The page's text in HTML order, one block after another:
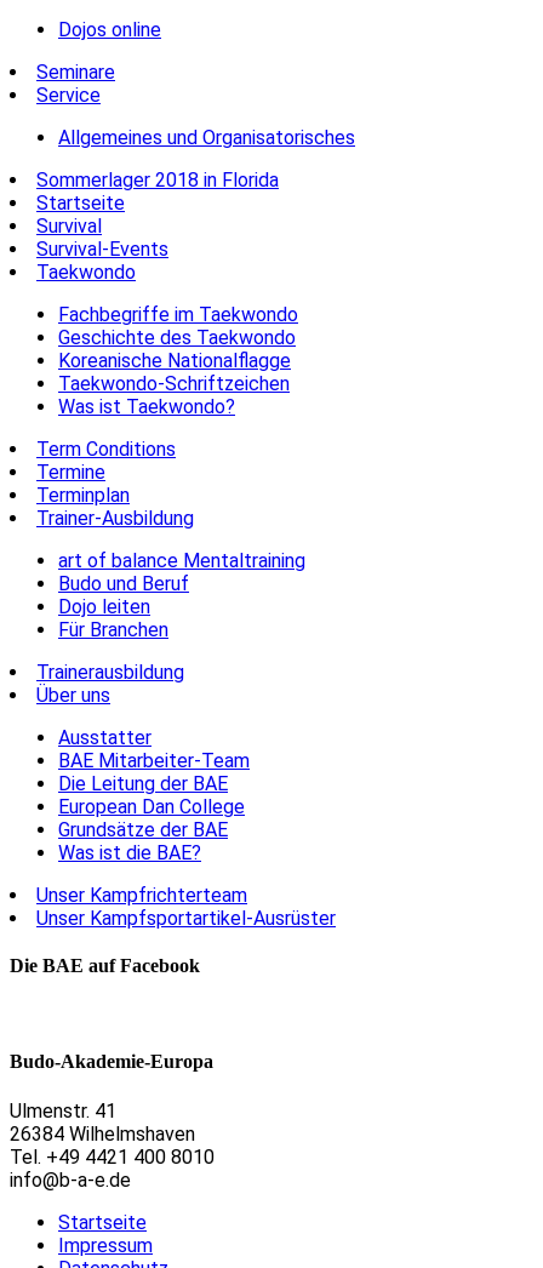
Dojos online
Seminare
Service
Allgemeines und Organisatorisches
Sommerlager 2018 in Florida
Startseite
Survival
Survival-Events
Taekwondo
Fachbegriffe im Taekwondo
Geschichte des Taekwondo
Koreanische Nationalflagge
Taekwondo-Schriftzeichen
Was ist Taekwondo?
Term Conditions
Termine
Terminplan
Trainer-Ausbildung
art of balance Mentaltraining
Budo und Beruf
Dojo leiten
Für Branchen
Trainerausbildung
Über uns
Ausstatter
BAE Mitarbeiter-Team
Die Leitung der BAE
European Dan College
Grundsätze der BAE
Was ist die BAE?
Unser Kampfrichterteam
Unser Kampfsportartikel-Ausrüster
Die BAE auf Facebook
Budo-Akademie-Europa
Ulmenstr. 41
26384 Wilhelmshaven
Tel. +49 4421 400 8010
info@b-a-e.de
Startseite
Impressum